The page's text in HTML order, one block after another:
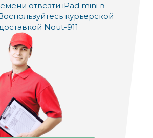
отвезти iPad mini в
курьерской
Nout-911